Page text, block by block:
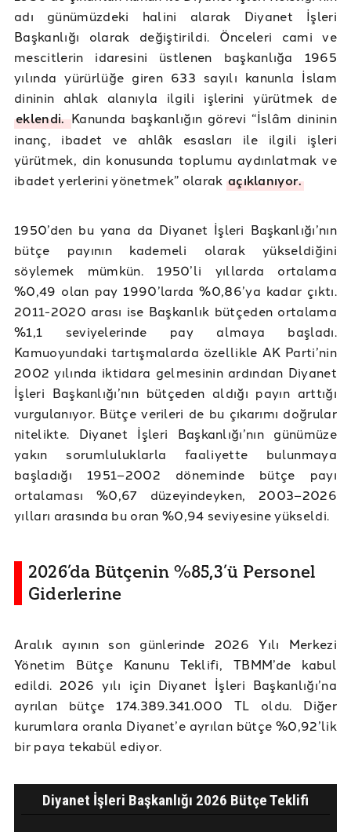
adı günümüzdeki halini alarak Diyanet İşleri
Başkanlığı olarak değiştirildi. Önceleri cami ve
mescitlerin idaresini üstlenen başkanlığa 1965
yılında yürürlüğe giren 633 sayılı kanunla İslam
dininin ahlak alanıyla ilgili işlerini yürütmek de
eklendi.Kanunda başkanlığın görevi “İslâm dininin
inanç, ibadet ve ahlâk esasları ile ilgili işleri
yürütmek, din konusunda toplumu aydınlatmak ve
ibadet yerlerini yönetmek” olarak açıklanıyor.
1950’den bu yana da Diyanet İşleri Başkanlığı’nın
bütçe payının kademeli olarak yükseldiğini
söylemek mümkün. 1950’li yıllarda ortalama
%0,49 olan pay 1990’larda %0,86’ya kadar çıktı.
2011-2020 arası ise Başkanlık bütçeden ortalama
%1,1 seviyelerinde pay almaya başladı.
Kamuoyundaki tartışmalarda özellikle AK Parti’nin
2002 yılında iktidara gelmesinin ardından Diyanet
İşleri Başkanlığı’nın bütçeden aldığı payın arttığı
vurgulanıyor. Bütçe verileri de bu çıkarımı doğrular
nitelikte. Diyanet İşleri Başkanlığı’nın günümüze
yakın sorumluluklarla faaliyette bulunmaya
başladığı 1951–2002 döneminde bütçe payı
ortalaması %0,67 düzeyindeyken, 2003–2026
yılları arasında bu oran %0,94 seviyesine yükseldi.
2026’da Bütçenin %85,3’ü Personel
Giderlerine
Aralık ayının son günlerinde 2026 Yılı Merkezi
Yönetim Bütçe Kanunu Teklifi, TBMM’de kabul
edildi. 2026 yılı için Diyanet İşleri Başkanlığı’na
ayrılan bütçe 174.389.341.000 TL oldu. Diğer
kurumlara oranla Diyanet’e ayrılan bütçe %0,92’lik
bir paya tekabül ediyor.